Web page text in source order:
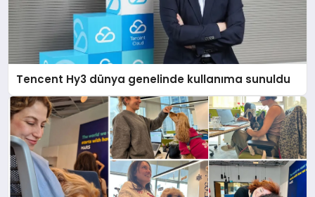
Tencent Hy3 dünya genelinde kullanıma sunuldu